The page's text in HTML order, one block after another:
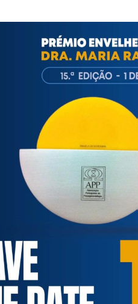
se, no próximo dia 24 de
social, entre as quais algumas
de todo o país e autarquias
nesta área, para o que